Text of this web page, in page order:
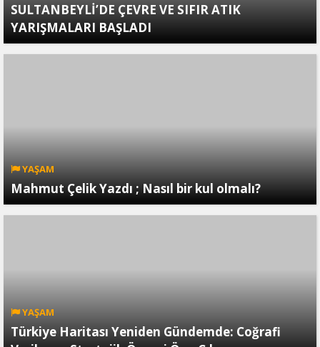
SULTANBEYLİ’DE ÇEVRE VE SIFIR ATIK
YARIŞMALARI BAŞLADI
YAŞAM
Mahmut Çelik Yazdı ; Nasıl bir kul olmalı?
YAŞAM
Türkiye Haritası Yeniden Gündemde: Coğrafi